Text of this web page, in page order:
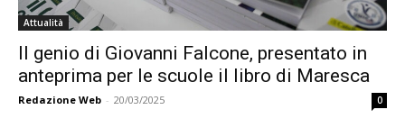
Attualità
Il genio di Giovanni Falcone, presentato in
anteprima per le scuole il libro di Maresca
Redazione Web - 20/03/2025 0